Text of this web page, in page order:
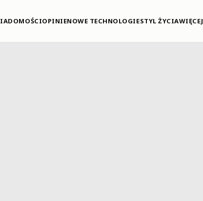
OPINIENOWE TECHNOLOGIESTYL ŻYCIAWIĘCEJ